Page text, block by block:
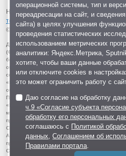
На информационном ресурсе
технологии
© 2013-2026 «ОИНФО»,
сделано в
Для читателей: В России признаны
(Фонд борьбы с коррупцией, признан
большевистская партия», «Свидетели Иеговы»,
общенациональный союз», «Движение против
сектор», УНА-УНСО, УПА, «Тризуб им. Степана
«Меджлис крымскотатарского народа»,
общероссийская политическая партия «Воля»,
Признаны террористическими и запрещены:
«Исламское государство» (ИГ, ИГИЛ),
мусульмане», «Аль-Каида в странах
признана нежелательной деятельность
СМИ-иноагентами признаны: телеканал
Америки», радио «Свобода», The Insider,
признаны общество/центр «Мемориал»,
Сахаровский центр. Instagram и Facebook
операционной системы, тип и
переадресации на сайт, и
сайта) в целях улучшения
проведения статистических
использованием метрических
аналитики: Яндекс.Метрика,
хотите, чтобы ваши данные
или отключите cookies в
это может ограничить работу с
Даю согласие на обработку
ч.9 «Согласие субъекта
обработку его персональных
соглашаюсь с Политикой
данных ,Соглашением об
Правилами портала